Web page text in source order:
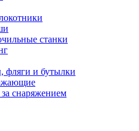
станки
фляги и бутылки
снаряжением